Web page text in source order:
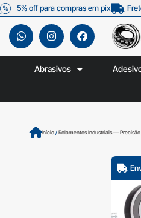
5% off para compras em pix
Abrasivos
Início/Rolamentos Industriais — Precisão